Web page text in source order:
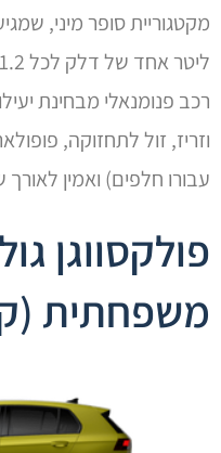
מקטגוריית סופר מיני,
רכב פנומנאלי מבחינת
וזריז, זול לתחזוקה,
עבורו חלפים) ואמין לאורך
פולקסווגן
משפחתית